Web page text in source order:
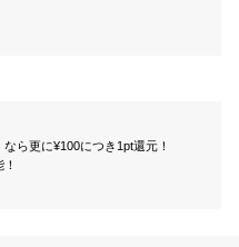
ら更に¥100につき1pt還元！